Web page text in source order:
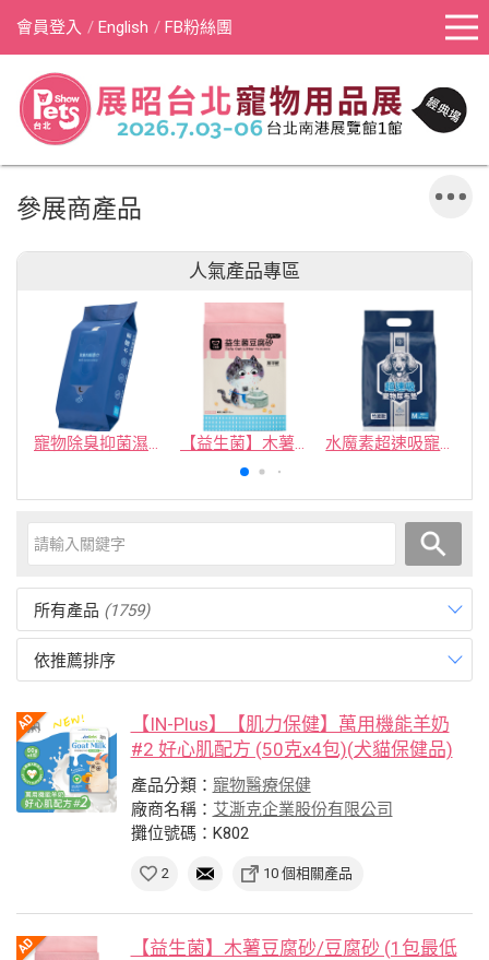
會員登入 English FB粉絲團
參展商產品
人氣產品專區
寵物除臭抑菌濕紙巾／30抽／無味【4包100】 【益生菌】木薯豆腐砂/豆腐砂 (1包最低$119起)抽貓砂機 水魔素超速吸寵物尿布墊買1送1
所有產品 (1759)
依推薦排序
【IN-Plus】【肌力保健】萬用機能羊奶
#2 好心肌配方 (50克x4包)(犬貓保健品)
產品分類： 寵物醫療保健
廠商名稱： 艾澌克企業股份有限公司
攤位號碼：K802
2 10 個相關產品
【益生菌】木薯豆腐砂/豆腐砂 (1包最低